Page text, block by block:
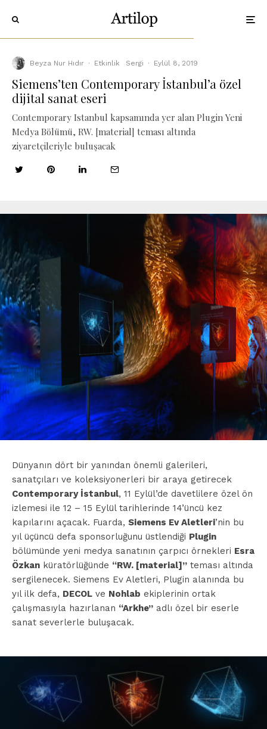
Beyza Nur Hıdır · Etkinlik Sergi · Eylül 8, 2019
Siemens’ten Contemporary İstanbul’a özel
dijital sanat eseri
Contemporary Istanbul kapsamında yer alan Plugin Yeni
Medya Bölümü, RW. [material] teması altında
ziyaretçileriyle buluşacak
Dünyanın dört bir yanından önemli galerileri,
sanatçıları ve koleksiyonerleri bir araya getirecek
Contemporary İstanbul, 11 Eylül’de davetlilere özel ön
izlemesi ile 12 – 15 Eylül tarihlerinde 14’üncü kez
kapılarını açacak. Fuarda, Siemens Ev Aletleri’nin bu
yıl üçüncü defa sponsorluğunu üstlendiği Plugin
bölümünde yeni medya sanatının çarpıcı örnekleri Esra
Özkan küratörlüğünde “RW. [material]” teması altında
sergilenecek. Siemens Ev Aletleri, Plugin alanında bu
yıl ilk defa, DECOL ve Nohlab ekiplerinin ortak
çalışmasıyla hazırlanan “Arkhe” adlı özel bir eserle
sanat severlerle buluşacak.